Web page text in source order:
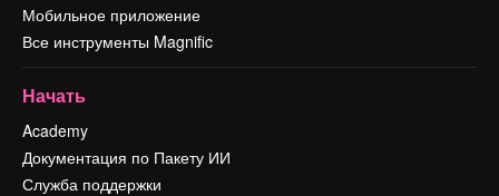
Мобильное приложение
Все инструменты Magnific
Начать
Academy
Документация по Пакету ИИ
Служба поддержки